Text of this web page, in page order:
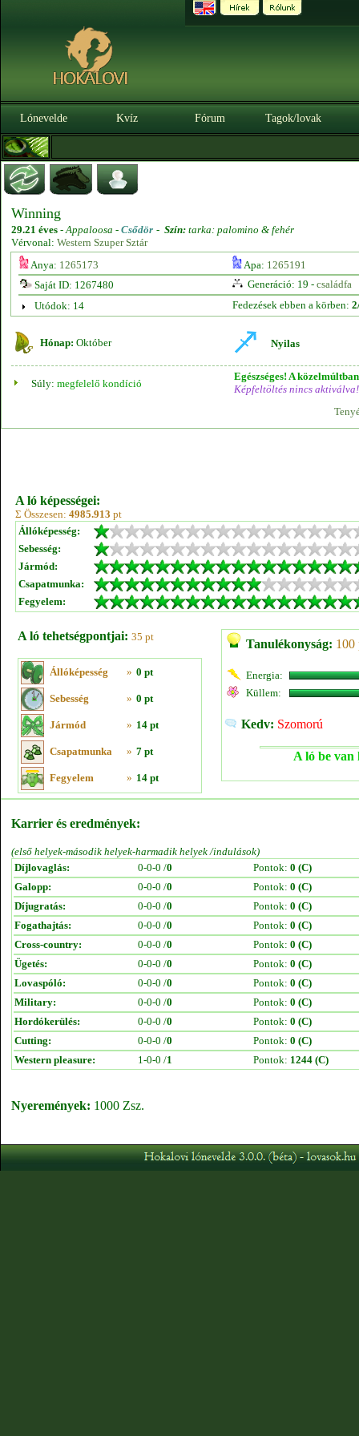
Lónevelde Kvíz Fórum Tagok/lovak
Winning
29.21 éves -Appaloosa - Csődör - Szín: tarka: palomino & fehér
Vérvonal: Western Szuper Sztár
Anya: 1265173 Apa: 1265191
Saját ID: 1267480
Generáció: 19 - családfa
Utódok: 14
Fedezések ebben a körben:
Hónap: Október Nyilas
Súly: megfelelő kondíció
Egészséges! A
Képfeltöltés nincs aktiválva!
A ló képességei:
Σ Összesen: 4985.913 pt
Állóképesség:
Sebesség:
Jármód:
Csapatmunka:
Fegyelem:
A ló tehetségpontjai: 35 pt
Állóképesség » 0 pt
Sebesség » 0 pt
Jármód » 14 pt
Csapatmunka » 7 pt
Fegyelem » 14 pt
Tanulékonyság: 100
Energia:
Küllem:
Kedv: Szomorú
A ló be van
Karrier és eredmények:
(első helyek-második helyek-harmadik helyek /indulások)
Díjlovaglás:
0-0-0 /0 Pontok: 0 (C)
Galopp:
0-0-0 /0 Pontok: 0 (C)
Díjugratás:
0-0-0 /0 Pontok: 0 (C)
Fogathajtás:
0-0-0 /0 Pontok: 0 (C)
Cross-country:
0-0-0 /0 Pontok: 0 (C)
Ügetés:
0-0-0 /0 Pontok: 0 (C)
Lovaspóló:
0-0-0 /0 Pontok: 0 (C)
Military:
0-0-0 /0 Pontok: 0 (C)
Hordókerülés:
0-0-0 /0 Pontok: 0 (C)
Cutting:
0-0-0 /0 Pontok: 0 (C)
Western pleasure:
1-0-0 /1 Pontok: 1244 (C)
Nyeremények: 1000 Zsz.